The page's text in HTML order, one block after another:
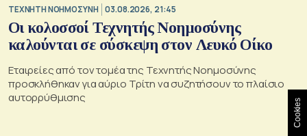
TΕΧΝΗΤΗ ΝΟΗΜΟΣΥΝΗ 03.08.2026, 21:45
Οι κολοσσοί Τεχνητής Νοημοσύνης
καλούνται σε σύσκεψη στον Λευκό Οίκο
Εταιρείες από τον τομέα της Τεχνητής Νοημοσύνης
προσκλήθηκαν για αύριο Τρίτη να συζητήσουν το πλαίσιο
αυτορρύθμισης
Cookies